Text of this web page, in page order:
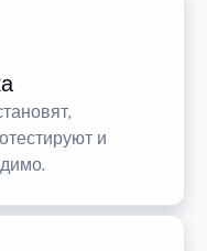
и